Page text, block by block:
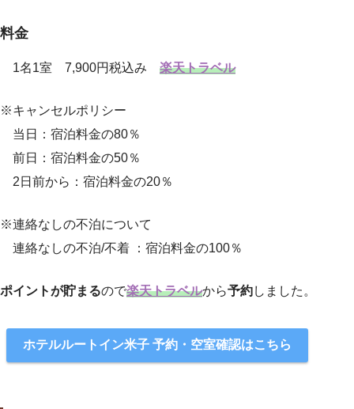
料金
1名1室 7,900円税込み 楽天トラベル
※キャンセルポリシー
当日：宿泊料金の80％
前日：宿泊料金の50％
2日前から：宿泊料金の20％
※連絡なしの不泊について
連絡なしの不泊/不着 ：宿泊料金の100％
ポイントが貯まるので楽天トラベルから予約しました。
ホテルルートイン米子 予約・空室確認はこちら